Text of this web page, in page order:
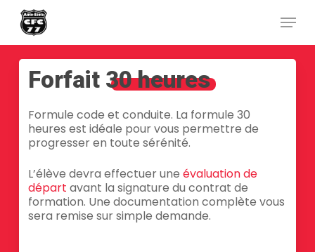
main
content
Menu
Forfait 30 heures
Formule code et conduite. La formule 30
heures est idéale pour vous permettre de
progresser en toute sérénité.
L’élève devra effectuer uneévaluation de
départ avant la signature du contrat de
formation. Une documentation complète vous
sera remise sur simple demande.
Close
Menu